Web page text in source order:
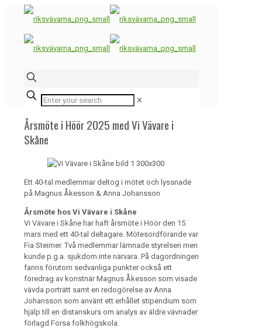
✕
Årsmöte i Höör 2025 med Vi Vävare i
Skåne
Ett 40-tal medlemmar deltog i mötet och lyssnade
på Magnus Åkesson & Anna Johansson
Årsmöte hos Vi Vävare i Skåne
Vi Vävare i Skåne har haft årsmöte i Höör den 15
mars med ett 40-tal deltagare. Mötesordförande var
Fia Steimer. Två medlemmar lämnade styrelsen men
kunde p.g.a. sjukdom inte närvara. På dagordningen
fanns förutom sedvanliga punkter också ett
föredrag av konstnär Magnus Åkesson som visade
vävda porträtt samt en redogörelse av Anna
Johansson som använt ett erhållet stipendium som
hjälp till en distanskurs om analys av äldre vävnader
förlagd Forsa folkhögskola.